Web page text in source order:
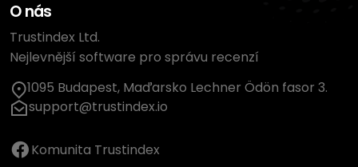
O nás
Trustindex Ltd.
Nejlevnější software pro správu recenzí
1095 Budapest, Maďarsko Lechner Ödön fasor 3.
support@trustindex.io
Komunita Trustindex